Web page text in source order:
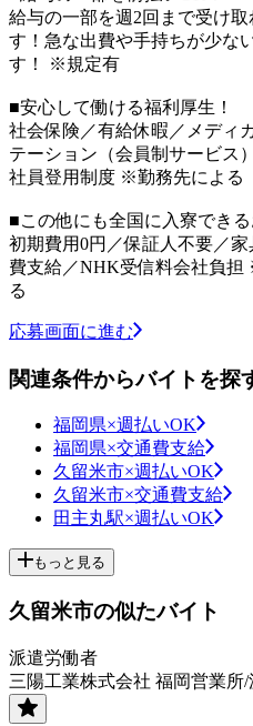
給与の一部を週2回まで受け
す！急な出費や手持ちが少な
す！ ※規定有
■安心して働ける福利厚生！
社会保険／有給休暇／メディ
テーション（会員制サービス
社員登用制度 ※勤務先による
■この他にも全国に入寮できる
初期費用0円／保証人不要／
費支給／NHK受信料会社負
る
応募画面に進む
関連条件からバイトを探
福岡県×週払いOK
福岡県×交通費支給
久留米市×週払いOK
久留米市×交通費支給
田主丸駅×週払いOK
もっと見る
久留米市の似たバイト
派遣労働者
三陽工業株式会社 福岡営業所/